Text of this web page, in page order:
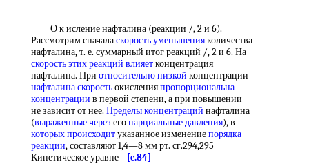
О к исление нафталина (реакции /, 2 и 6).
Рассмотрим сначаласкорость уменьшенияколичества
нафталина, т. е. суммарный итог реакций /, 2 и 6. На
скорость этихреакций влияетконцентрация
нафталина. При относительно низкой концентрации
нафталина скоростьокисленияпропорциональна
концентрации в первой степени, а при повышении
не зависит от нее. Пределы концентраций нафталина
(выраженные через егопарциальные давления), в
которых происходитуказанное изменениепорядка
реакции, составляют 1,4—8 мм рт. сг.294,295
Кинетическое уравне-
[c.84]